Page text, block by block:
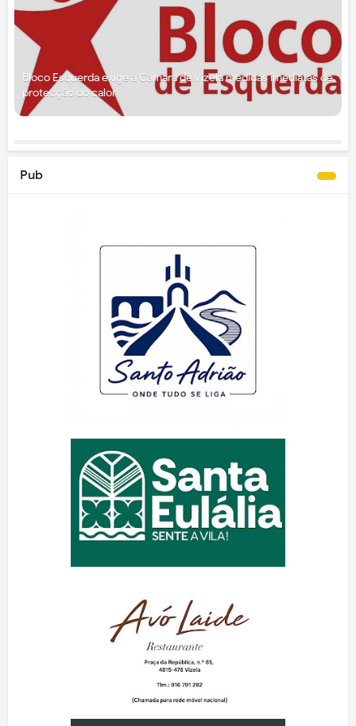
Bloco Esquerda exige à Câmara de Vizela medidas imediatas de
protecção do calor
Pub